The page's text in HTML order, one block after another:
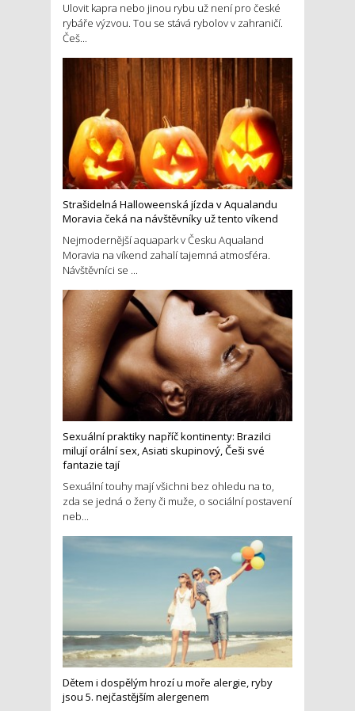
Ulovit kapra nebo jinou rybu už není pro české
rybáře výzvou. Tou se stává rybolov v zahraničí.
Češ...
Strašidelná Halloweenská jízda v Aqualandu
Moravia čeká na návštěvníky už tento víkend
Nejmodernější aquapark v Česku Aqualand
Moravia na víkend zahalí tajemná atmosféra.
Návštěvníci se ...
Sexuální praktiky napříč kontinenty: Brazilci
milují orální sex, Asiati skupinový, Češi své
fantazie tají
Sexuální touhy mají všichni bez ohledu na to,
zda se jedná o ženy či muže, o sociální postavení
neb...
Dětem i dospělým hrozí u moře alergie, ryby
jsou 5. nejčastějším alergenem